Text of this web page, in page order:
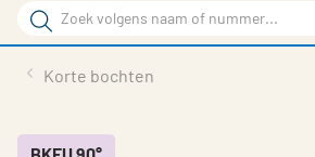
hoofdinhoud
Zoek
Zoek
Contact
Korte bochten
BKFU 90°